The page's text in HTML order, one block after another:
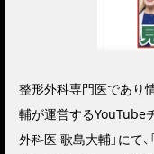
整形外科専門医であり
輔が運営するYouTube
外科医 歌島大輔」にて